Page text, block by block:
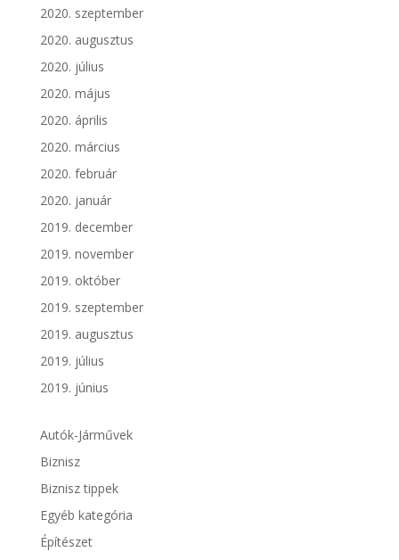
2020. szeptember
2020. augusztus
2020. július
2020. május
2020. április
2020. március
2020. február
2020. január
2019. december
2019. november
2019. október
2019. szeptember
2019. augusztus
2019. július
2019. június
Autók-Járművek
Biznisz
Biznisz tippek
Egyéb kategória
Építészet